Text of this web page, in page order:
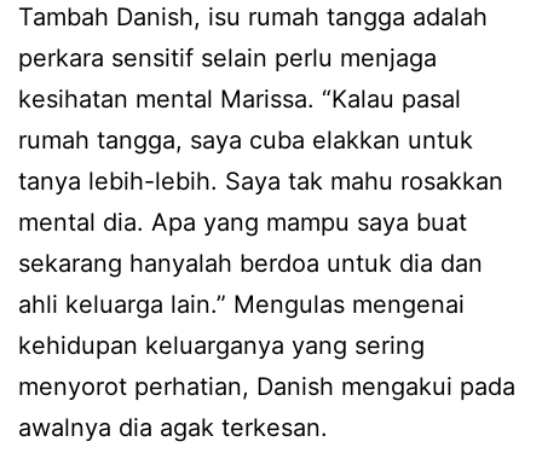
Tambah Danish, isu rumah tangga adalah
perkara sensitif selain perlu menjaga
kesihatan mental Marissa. “Kalau pasal
rumah tangga, saya cuba elakkan untuk
tanya lebih-lebih. Saya tak mahu rosakkan
mental dia. Apa yang mampu saya buat
sekarang hanyalah berdoa untuk dia dan
ahli keluarga lain.” Mengulas mengenai
kehidupan keluarganya yang sering
menyorot perhatian, Danish mengakui pada
awalnya dia agak terkesan.